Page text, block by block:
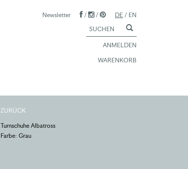
Newsletter / / DE / EN
ANMELDEN
WARENKORB
ZURÜCK
Turnschuhe Albatross
Farbe: Grau